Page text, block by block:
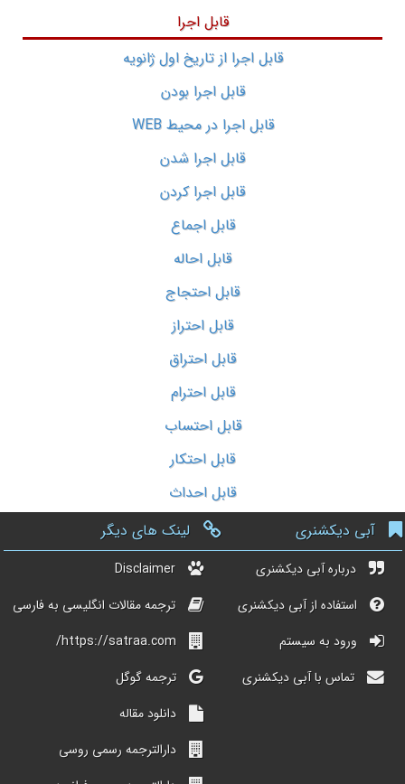
قابل اجرا
قابل اجرا از تاریخ اول ژانویه
قابل اجرا بودن
قابل اجرا در محیط WEB
قابل اجرا شدن
قابل اجرا کردن
قابل اجماع
قابل احاله
قابل احتجاج
قابل احتراز
قابل احتراق
قابل احترام
قابل احتساب
قابل احتکار
قابل احداث
آبی دیکشنری
درباره آبی دیکشنری
استفاده از آبی دیکشنری
ورود به سیستم
تماس با آبی دیکشنری
لینک های دیگر
Disclaimer
ترجمه مقالات انگلیسی به فارسی
https://satraa.com/
ترجمه گوگل
دانلود مقاله
دارالترجمه رسمی روسی